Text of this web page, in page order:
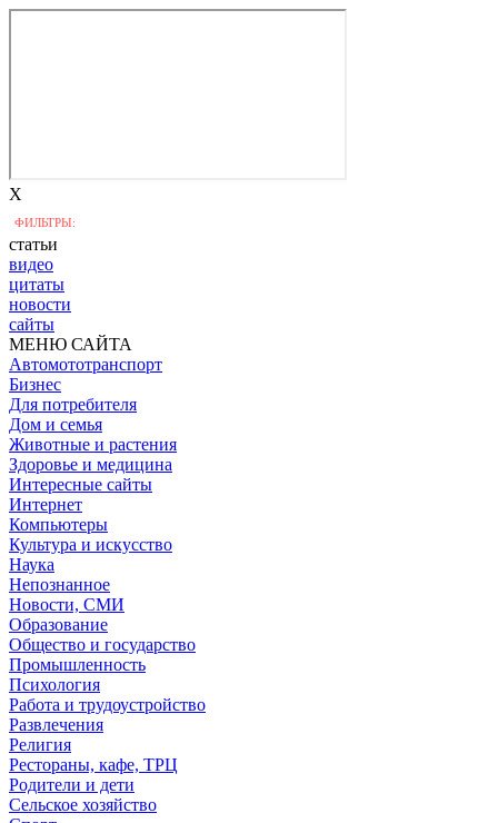
X
ФИЛЬТРЫ:
статьи
видео
цитаты
новости
сайты
МЕНЮ САЙТА
Автомототранспорт
Бизнес
Для потребителя
Дом и семья
Животные и растения
Здоровье и медицина
Интересные сайты
Интернет
Компьютеры
Культура и искусство
Наука
Непознанное
Новости, СМИ
Образование
Общество и государство
Промышленность
Психология
Работа и трудоустройство
Развлечения
Религия
Рестораны, кафе, ТРЦ
Родители и дети
Сельское хозяйство